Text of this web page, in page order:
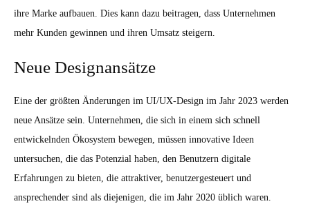
ihre Marke aufbauen. Dies kann dazu beitragen, dass Unternehmen
mehr Kunden gewinnen und ihren Umsatz steigern.
Neue Designansätze
Eine der größten Änderungen im UI/UX-Design im Jahr 2023 werden
neue Ansätze sein. Unternehmen, die sich in einem sich schnell
entwickelnden Ökosystem bewegen, müssen innovative Ideen
untersuchen, die das Potenzial haben, den Benutzern digitale
Erfahrungen zu bieten, die attraktiver, benutzergesteuert und
ansprechender sind als diejenigen, die im Jahr 2020 üblich waren.